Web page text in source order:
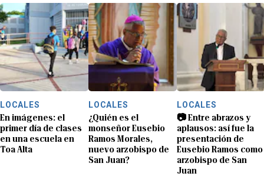
LOCALES
En imágenes: el
primer día de clases
en una escuela en
Toa Alta
LOCALES
¿Quién es el
monseñor Eusebio
Ramos Morales,
nuevo arzobispo de
San Juan?
LOCALES
📷 Entre abrazos y
aplausos: así fue la
presentación de
Eusebio Ramos como
arzobispo de San
Juan